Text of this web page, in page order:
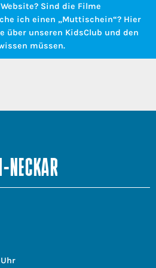
Sind die Filme
ich einen „Muttischein“? Hier
über unseren KidsClub und den
müssen.
NECKAR